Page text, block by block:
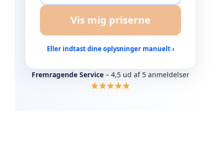
Vis mig priserne
Eller indtast dine oplysninger manuelt ›
Fremragende Service – 4,5 ud af 5 anmeldelser